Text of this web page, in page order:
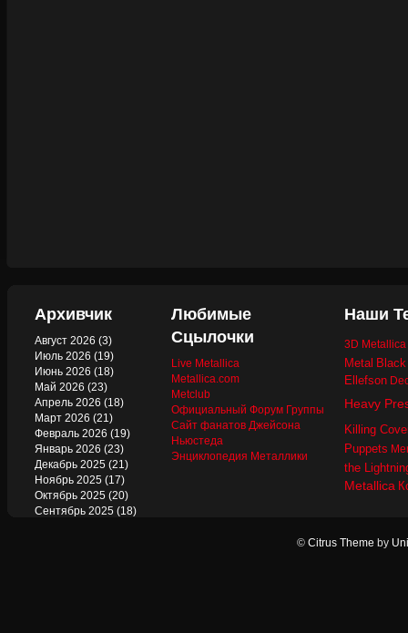
Архивчик
Август 2026 (3)
Июль 2026 (19)
Июнь 2026 (18)
Май 2026 (23)
Апрель 2026 (18)
Март 2026 (21)
Февраль 2026 (19)
Январь 2026 (23)
Декабрь 2025 (21)
Ноябрь 2025 (17)
Октябрь 2025 (20)
Сентябрь 2025 (18)
Любимые
Сцылочки
Live Metallica
Metallica.com
Metclub
Официальный Форум Группы
Сайт фанатов Джейсона
Ньюстеда
Энциклопедия Металлики
Наши
3D
Metal
Ellefson
Heavy
Killing
Puppets
the
Metallica
© Citrus Theme by